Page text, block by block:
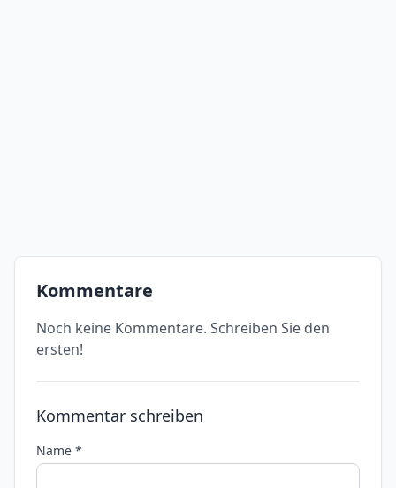
Kommentare
Noch keine Kommentare. Schreiben Sie den
ersten!
Kommentar schreiben
Name *